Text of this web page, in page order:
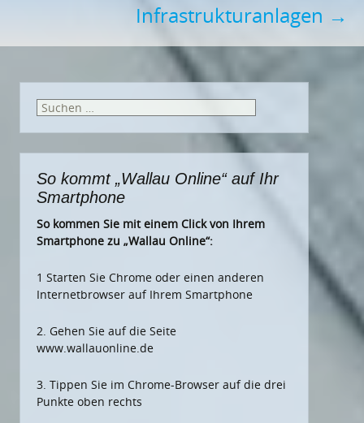
Infrastrukturanlagen →
Suchen
So kommt „Wallau Online“ auf Ihr
Smartphone
So kommen Sie mit einem Click von Ihrem
Smartphone zu „Wallau Online“:
1 Starten Sie Chrome oder einen anderen
Internetbrowser auf Ihrem Smartphone
2. Gehen Sie auf die Seite
www.wallauonline.de
3. Tippen Sie im Chrome-Browser auf die drei
Punkte oben rechts